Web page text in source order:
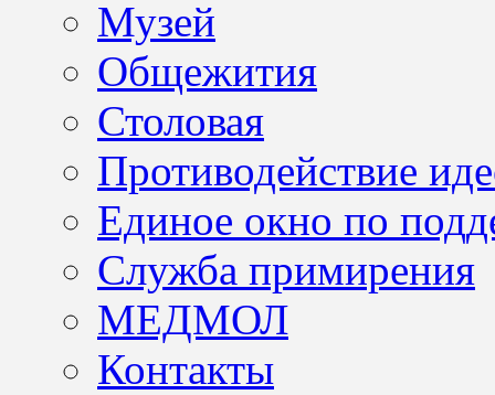
Музей
Общежития
Столовая
Противодействие
Единое окно по
Служба примирения
МЕДМОЛ
Контакты